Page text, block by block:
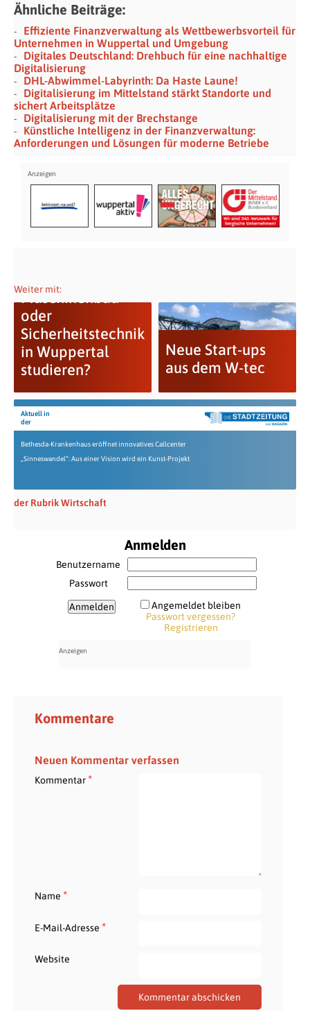
Ähnliche Beiträge:
Effiziente Finanzverwaltung als Wettbewerbsvorteil für
Unternehmen in Wuppertal und Umgebung
Digitales Deutschland: Drehbuch für eine nachhaltige
Digitalisierung
DHL-Abwimmel-Labyrinth: Da Haste Laune!
Digitalisierung im Mittelstand stärkt Standorte und
sichert Arbeitsplätze
Digitalisierung mit der Brechstange
Künstliche Intelligenz in der Finanzverwaltung:
Anforderungen und Lösungen für moderne Betriebe
Weiter mit:
Maschinenbau
oder
Sicherheitstechnik
in Wuppertal
studieren?
Neue Start-ups
aus dem W-tec
Aktuell in
der
Bethesda-Krankenhaus eröffnet innovatives Callcenter
„Sinneswandel“: Aus einer Vision wird ein Kunst-Projekt
der Rubrik Wirtschaft
Anmelden
Benutzername
Passwort
Angemeldet bleiben
Passwort vergessen?
Registrieren
Kommentare
Neuen Kommentar verfassen
Kommentar*
Name *
E-Mail-Adresse *
Website